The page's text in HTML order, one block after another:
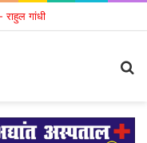
राहुल गांधी